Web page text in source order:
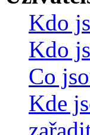
Kdo
Kdo
Co
Kde